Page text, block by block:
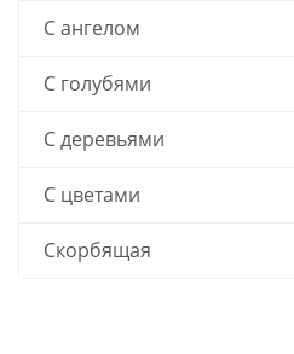
С ангелом
С голубями
С деревьями
С цветами
Скорбящая